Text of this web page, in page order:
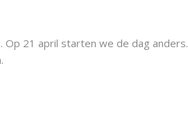
21 april starten we de dag anders.